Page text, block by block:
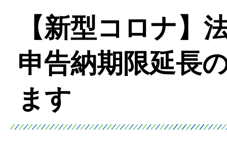
【新型コロナ】
申告納期限延長
ます